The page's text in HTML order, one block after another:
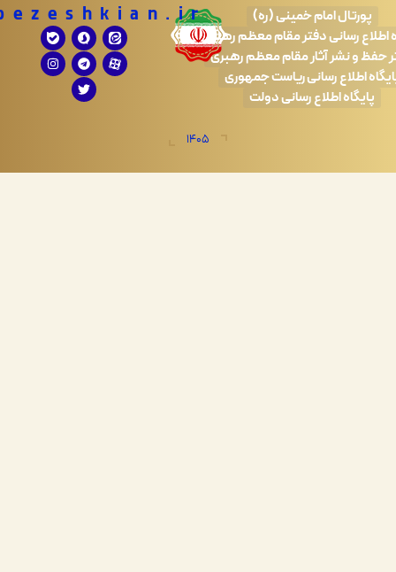
امام خمینی (ره)
رسانی دفتر مقام معظم رهبری
آثار مقام معظم رهبری
رسانی ریاست جمهوری
اطلاع رسانی دولت
Drpezeshkian.ir